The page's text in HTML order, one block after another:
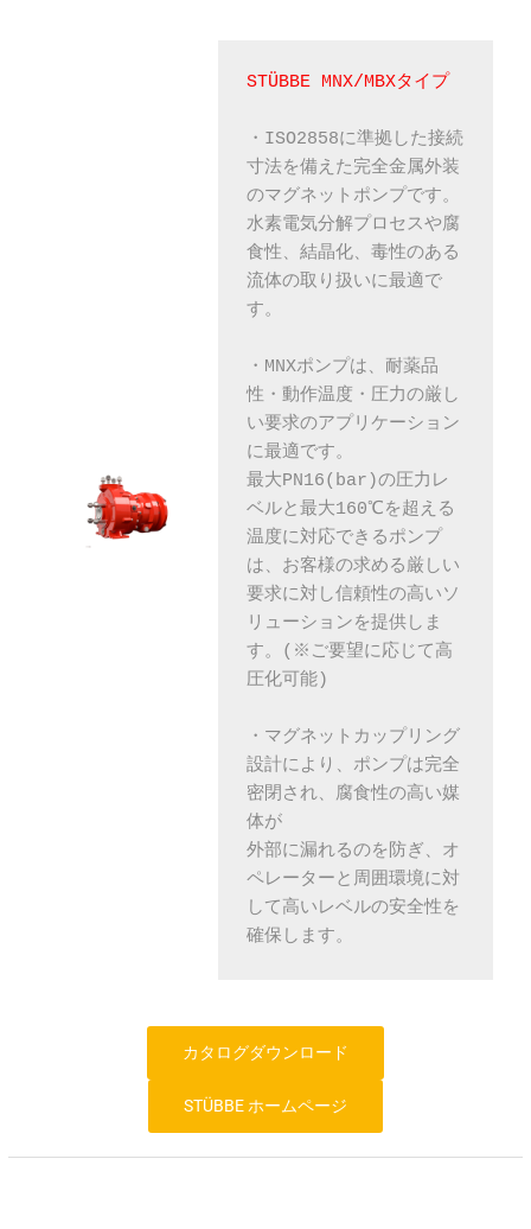
STÜBBE MNX/MBXタイプ
・ISO2858に準拠した接続
寸法を備えた完全金属外装
水素電気分解プロセスや腐
食性、結晶化、毒性のある
流体の取り扱いに最適で
す。
・MNXポンプは、耐薬品
性・動作温度・圧力の厳し
い要求のアプリケーション
に最適です。
最大PN16(bar)の圧力レ
ベルと最大160℃を超える
温度に対応できるポンプ
は、お客様の求める厳しい
要求に対し信頼性の高いソ
リューションを提供しま
す。(※ご要望に応じて高
圧化可能)
・マグネットカップリング
設計により、ポンプは完全
密閉され、腐食性の高い媒
体が
外部に漏れるのを防ぎ、オ
ペレーターと周囲環境に対
して高いレベルの安全性を
確保します。
カタログダウンロード
STÜBBE ホームページ